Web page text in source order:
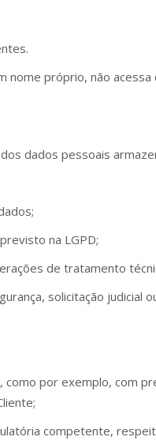
próprio, não
dados pessoais
na LGPD;
de tratamento
solicitação judicial
por exemplo, com
competente,